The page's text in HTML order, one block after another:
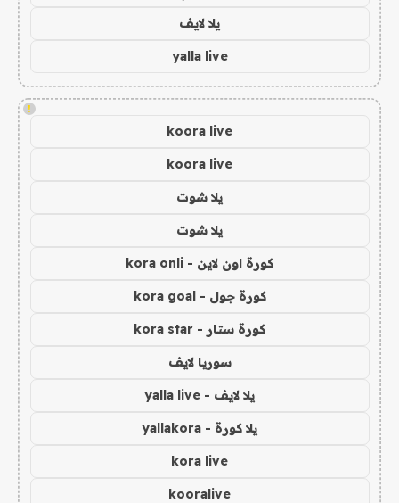
يلا لايف
yalla live
!
koora live
koora live
يلا شوت
يلا شوت
كورة اون لاين - kora onli
كورة جول - kora goal
كورة ستار - kora star
سوريا لايف
يلا لايف - yalla live
يلا كورة - yallakora
kora live
kooralive